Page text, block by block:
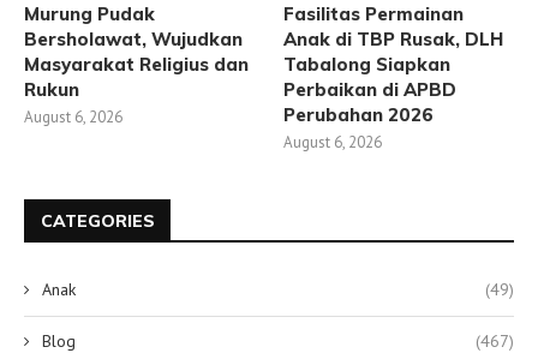
Murung Pudak
Bersholawat, Wujudkan
Masyarakat Religius dan
Rukun
August 6, 2026
Fasilitas Permainan
Anak di TBP Rusak, DLH
Tabalong Siapkan
Perbaikan di APBD
Perubahan 2026
August 6, 2026
CATEGORIES
Anak (49)
Blog (467)